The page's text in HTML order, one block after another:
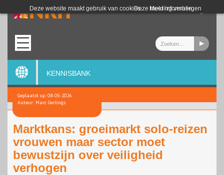
Deze website maakt gebruik van cookies. Meer informatie
Deze melding verbergen
Login
KENNISBANK
Geplaatst op: 08-05-2026
Auteur: Marc Gerlings
Marktkans: groeimarkt solo-reizen
vrouwen maar sector moet
bewustzijn over veiligheid
verhogen